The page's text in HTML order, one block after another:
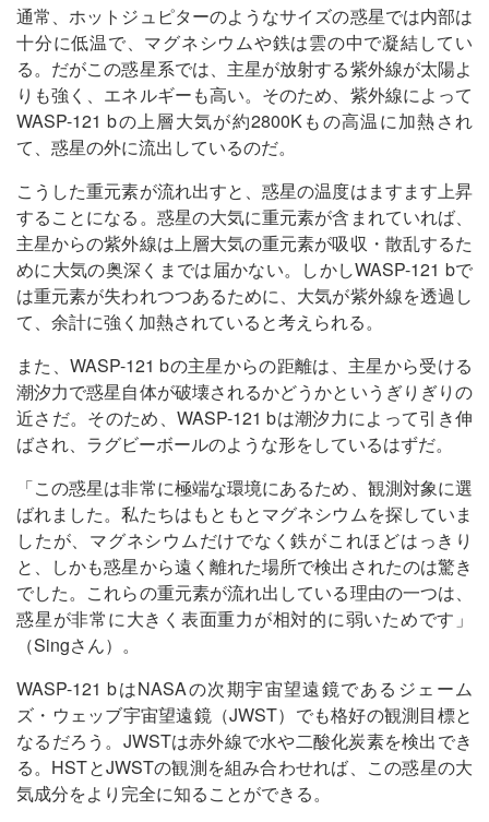
通常、ホットジュピターのようなサイズの惑星では内部は
十分に低温で、マグネシウムや鉄は雲の中で凝結してい
る。だがこの惑星系では、主星が放射する紫外線が太陽よ
りも強く、エネルギーも高い。そのため、紫外線によって
WASP-121 bの上層大気が約2800Kもの高温に加熱され
て、惑星の外に流出しているのだ。
こうした重元素が流れ出すと、惑星の温度はますます上昇
することになる。惑星の大気に重元素が含まれていれば、
主星からの紫外線は上層大気の重元素が吸収・散乱するた
めに大気の奥深くまでは届かない。しかしWASP-121 bで
は重元素が失われつつあるために、大気が紫外線を透過し
て、余計に強く加熱されていると考えられる。
また、WASP-121 bの主星からの距離は、主星から受ける
潮汐力で惑星自体が破壊されるかどうかというぎりぎりの
近さだ。そのため、WASP-121 bは潮汐力によって引き伸
ばされ、ラグビーボールのような形をしているはずだ。
「この惑星は非常に極端な環境にあるため、観測対象に選
ばれました。私たちはもともとマグネシウムを探していま
したが、マグネシウムだけでなく鉄がこれほどはっきり
と、しかも惑星から遠く離れた場所で検出されたのは驚き
でした。これらの重元素が流れ出している理由の一つは、
惑星が非常に大きく表面重力が相対的に弱いためです」
（Singさん）。
WASP-121 bはNASAの次期宇宙望遠鏡であるジェーム
ズ・ウェッブ宇宙望遠鏡（JWST）でも格好の観測目標と
なるだろう。JWSTは赤外線で水や二酸化炭素を検出でき
る。HSTとJWSTの観測を組み合わせれば、この惑星の大
気成分をより完全に知ることができる。